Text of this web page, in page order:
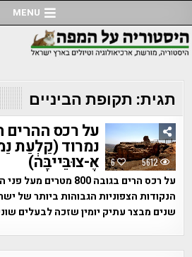
to
content
MENU
תגית: תקופת הביניים
6 5612
על רכס ההרים
נמרוד (קַלְעַת
אֶ-צוּבֵּייבָּה)
על רכס הרים בגובה 800
הנקודות הצפוניות הגבוהות ביותר של
שנים מבצר עתיק יומין שזכה לבעלים